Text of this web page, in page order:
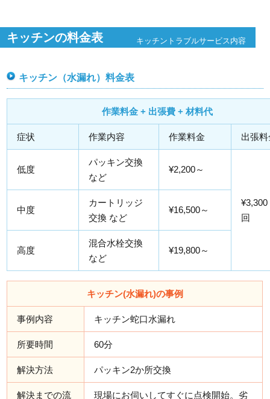
キッチンの料金表 キッチントラブルサービス内容
キッチン（水漏れ）料金表
作業料金 + 出張費 + 材料代
症状 作業内容 作業料金 出張
低度
パッキン交換
など
¥2,200～
回
中度
カートリッジ
交換 など
¥16,500～
高度
混合水栓交換
など
¥19,800～
キッチン(水漏れ)の事例
事例内容 キッチン蛇口水漏れ
所要時間 60分
解決方法 パッキン2か所交換
解決までの流 現場にお伺いしてすぐに点検開始。劣